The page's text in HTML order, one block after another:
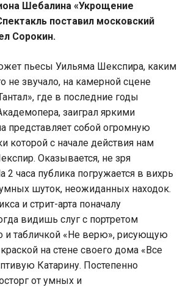
Шебалина «Укрощение
поставил московский
Сорокин.
пьесы Уильяма Шекспира, каким
не звучало, на камерной сцене
где в последние годы
заиграл яркими
представляет собой огромную
которой с начале действия нам
Оказывается, не зря
2 часа публика погружается в вихрь
шуток, неожиданных находок.
и стрит-арта поначалу
видишь слуг с портретом
и табличкой «Не верю», рисующую
на стене своего дома «Все
Катарину. Постепенно
от умных и